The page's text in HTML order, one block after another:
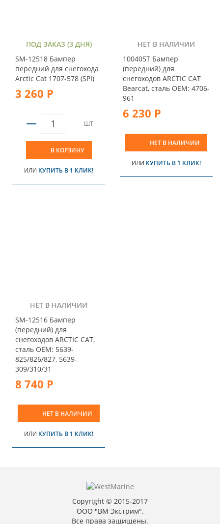
ПОД ЗАКАЗ (3 ДНЯ)
SM-12518 Бампер
передний для снегохода
Arctic Cat 1707-578 (SPI)
3 260 Р
ШТ
В КОРЗИНУ
ИЛИ КУПИТЬ В 1 КЛИК!
НЕТ В НАЛИЧИИ
100405T Бампер
(передний) для
снегоходов ARCTIC CAT
Bearcat, сталь OEM: 4706-
961
6 230 Р
НЕТ В НАЛИЧИИ
ИЛИ КУПИТЬ В 1 КЛИК!
НЕТ В НАЛИЧИИ
SM-12516 Бампер
(передний) для
снегоходов ARCTIC CAT,
сталь OEM: 5639-
825/826/827, 5639-
309/310/31
8 740 Р
НЕТ В НАЛИЧИИ
ИЛИ КУПИТЬ В 1 КЛИК!
Copyright © 2015-2017
ООО "ВМ Экстрим".
Все права защищены.